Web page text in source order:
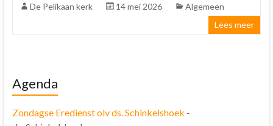
Kerkdienst gemist
Agenda
De Pelikaan kerk 14 mei 2026
Algemeen
Lees meer
Agenda
Zondagse Eredienst olv ds. Schinkelshoek -